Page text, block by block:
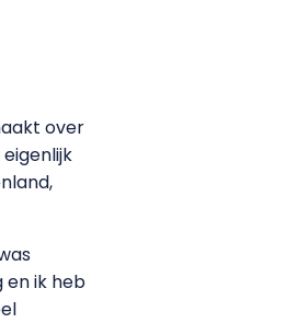
over
en ik heb